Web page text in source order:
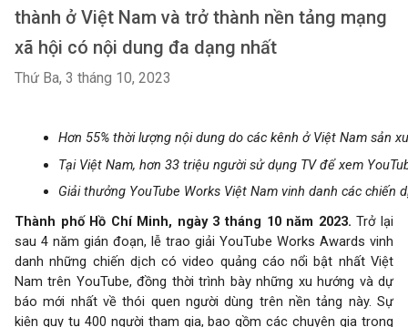
thành ở Việt Nam và trở thành nền tảng mạng
xã hội có nội dung đa dạng nhất
Thứ Ba, 3 tháng 10, 2023
Hơn 55% thời lượng nội dung do các kênh ở Việt Nam sản
Tại Việt Nam, hơn 33 triệu người sử dụng TV để xem
Giải thưởng YouTube Works Việt Nam vinh danh các
Thành phố Hồ Chí Minh, ngày 3 tháng 10 năm 2023.Trở lại
sau 4 năm gián đoạn, lễ trao giải YouTube Works Awards vinh
danh những chiến dịch có video quảng cáo nổi bật nhất Việt
Nam trên YouTube, đồng thời trình bày những xu hướng và dự
báo mới nhất về thói quen người dùng trên nền tảng này. Sự
kiện quy tụ 400 người tham gia, bao gồm các chuyên gia trong